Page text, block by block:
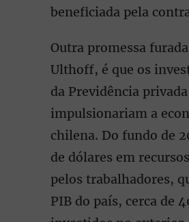
beneficiada pela
Outra promessa
Ulthoff, é que os
da Previdência privada
impulsionariam a
chilena. Do fundo de
de dólares em
pelos trabalhadores,
PIB do país, cerca de